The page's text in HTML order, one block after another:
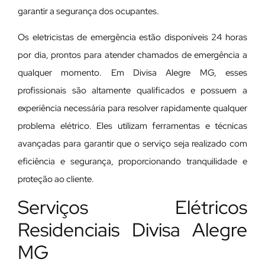
garantir a segurança dos ocupantes.
Os eletricistas de emergência estão disponíveis 24 horas
por dia, prontos para atender chamados de emergência a
qualquer momento. Em Divisa Alegre MG, esses
profissionais são altamente qualificados e possuem a
experiência necessária para resolver rapidamente qualquer
problema elétrico. Eles utilizam ferramentas e técnicas
avançadas para garantir que o serviço seja realizado com
eficiência e segurança, proporcionando tranquilidade e
proteção ao cliente.
Serviços Elétricos
Residenciais Divisa Alegre
MG